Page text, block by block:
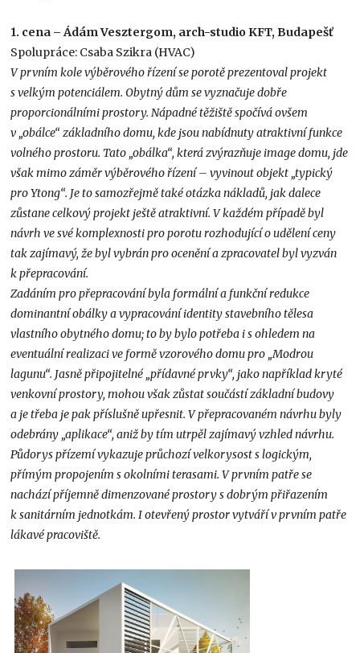
1. cena – Ádám Vesztergom, arch-studio KFT, Budapešť
Spolupráce: Csaba Szikra (HVAC)
V prvním kole výběrového řízení se porotě prezentoval projekt
s velkým potenciálem. Obytný dům se vyznačuje dobře
proporcionálními prostory. Nápadné těžiště spočívá ovšem
v „obálce“ základního domu, kde jsou nabídnuty atraktivní funkce
volného prostoru. Tato „obálka“, která zvýrazňuje image domu, jde
však mimo záměr výběrového řízení – vyvinout objekt „typický
pro Ytong“. Je to samozřejmě také otázka nákladů, jak dalece
zůstane celkový projekt ještě atraktivní. V každém případě byl
návrh ve své komplexnosti pro porotu rozhodující o udělení ceny
tak zajímavý, že byl vybrán pro ocenění a zpracovatel byl vyzván
k přepracování.
Zadáním pro přepracování byla formální a funkční redukce
dominantní obálky a vypracování identity stavebního tělesa
vlastního obytného domu; to by bylo potřeba i s ohledem na
eventuální realizaci ve formě vzorového domu pro „Modrou
lagunu“. Jasně připojitelné „přídavné prvky“, jako například kryté
venkovní prostory, mohou však zůstat součástí základní budovy
a je třeba je pak příslušně upřesnit. V přepracovaném návrhu byly
odebrány „aplikace“, aniž by tím utrpěl zajímavý vzhled návrhu.
Půdorys přízemí vykazuje průchozí velkorysost s logickým,
přímým propojením s okolními terasami. V prvním patře se
nachází příjemně dimenzované prostory s dobrým přiřazením
k sanitárním jednotkám. I otevřený prostor vytváří v prvním patře
lákavé pracoviště.